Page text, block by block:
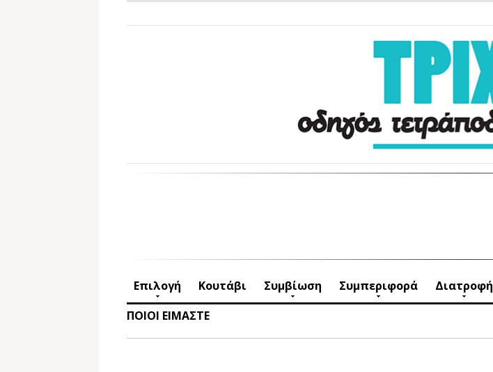
Επιλογή Κουτάβι Συμβίωση Συμπεριφορά Διατροφή
ΠΟΙΟΙ ΕΙΜΑΣΤΕ